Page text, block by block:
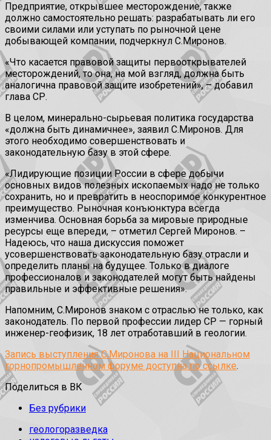
Предприятие, открывшее месторождение, также
должно самостоятельно решать: разрабатывать ли его
своими силами или уступать по рыночной цене
добывающей компании, подчеркнул С.Миронов.
«Что касается правовой защиты первооткрывателей
месторождений, то она, на мой взгляд, должна быть
аналогична правовой защите изобретений», – добавил
глава СР.
В целом, минерально-сырьевая политика государства
«должна быть динамичнее», заявил С.Миронов. Для
этого необходимо совершенствовать и
законодательную базу в этой сфере.
«Лидирующие позиции России в сфере добычи
основных видов полезных ископаемых надо не только
сохранить, но и превратить в неоспоримое конкурентное
преимущество. Рыночная конъюнктура всегда
изменчива. Основная борьба за мировые природные
ресурсы еще впереди, – отметил Сергей Миронов. –
Надеюсь, что наша дискуссия поможет
усовершенствовать законодательную базу отрасли и
определить планы на будущее. Только в диалоге
профессионалов и законодателей могут быть найдены
правильные и эффективные решения».
Напомним, С.Миронов знаком с отраслью не только, как
законодатель. По первой профессии лидер СР — горный
инженер-геофизик, 18 лет отработавший в геологии.
Запись выступления С.Миронова на III Национальном
горнопромышленном форуме доступна по ссылке.
Поделиться в ВК
Без рубрики
геологоразведка